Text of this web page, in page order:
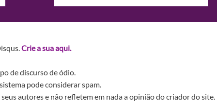
Crie a sua aqui.
de discurso de ódio.
pode considerar spam.
autores e não refletem em nada a opinião do criador do site.